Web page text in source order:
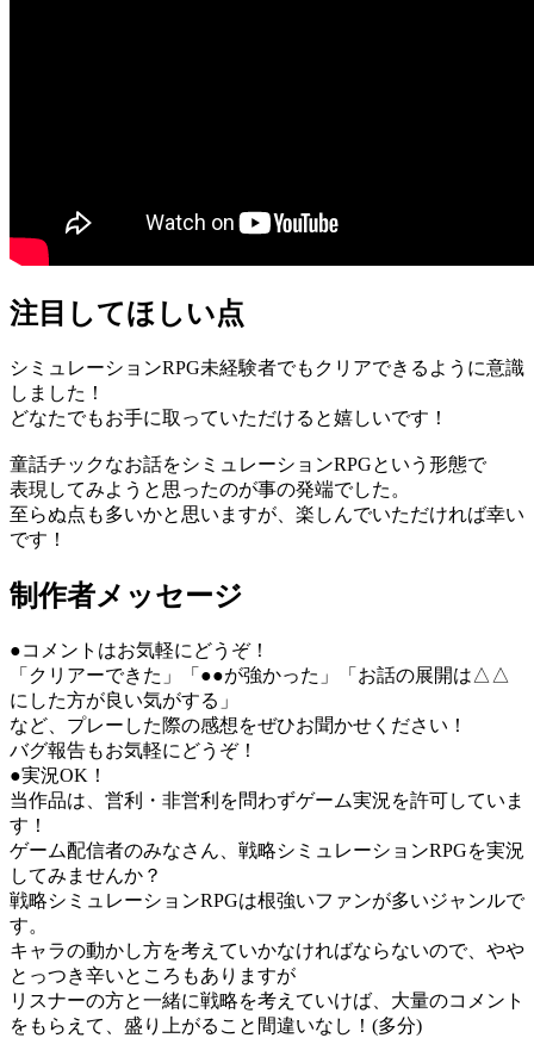
注目してほしい点
シミュレーションRPG未経験者でもクリアできるように意識
しました！
どなたでもお手に取っていただけると嬉しいです！
童話チックなお話をシミュレーションRPGという形態で
表現してみようと思ったのが事の発端でした。
至らぬ点も多いかと思いますが、楽しんでいただければ幸い
です！
制作者メッセージ
●コメントはお気軽にどうぞ！
「クリアーできた」「●●が強かった」「お話の展開は△△
にした方が良い気がする」
など、プレーした際の感想をぜひお聞かせください！
バグ報告もお気軽にどうぞ！
●実況OK！
当作品は、営利・非営利を問わずゲーム実況を許可していま
す！
ゲーム配信者のみなさん、戦略シミュレーションRPGを実況
してみませんか？
戦略シミュレーションRPGは根強いファンが多いジャンルで
す。
キャラの動かし方を考えていかなければならないので、やや
とっつき辛いところもありますが
リスナーの方と一緒に戦略を考えていけば、大量のコメント
をもらえて、盛り上がること間違いなし！(多分)